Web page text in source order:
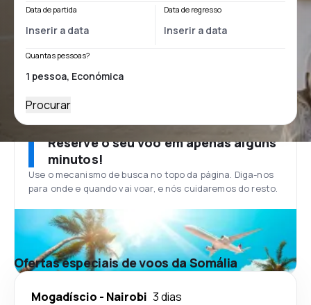
Data de partida Data de regresso
Quantas pessoas?
Procurar
Reserve o seu voo em apenas alguns
minutos!
Use o mecanismo de busca no topo da página. Diga-nos
para onde e quando vai voar, e nós cuidaremos do resto.
Ofertas especiais de voos da Somália
Mogadíscio - Nairobi 3 dias